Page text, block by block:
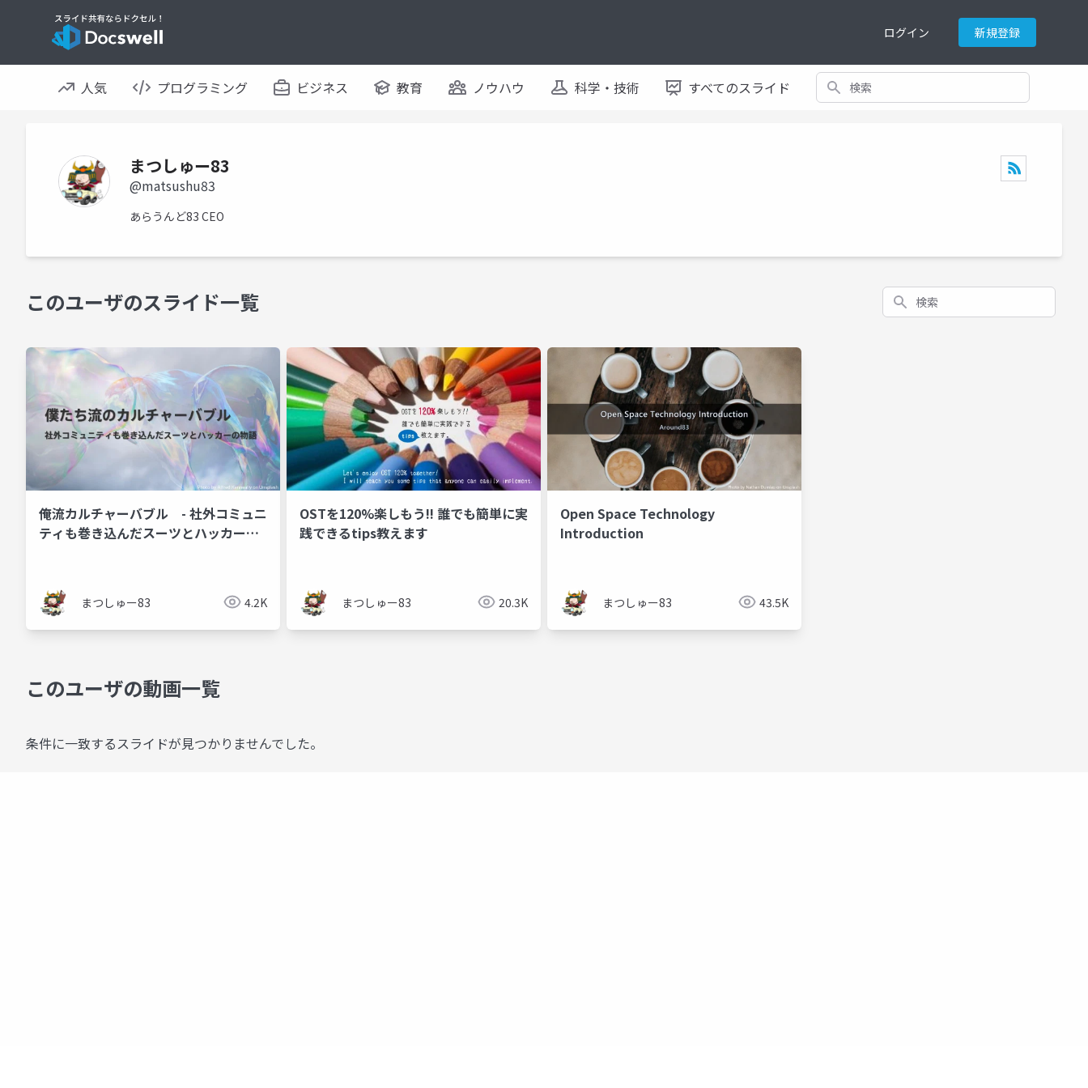
ログイン 新規登録
人気 プログラミング ビジネス 教育 ノウハウ 科学・技術 すべてのスライド 検索
まつしゅー83
@matsushu83
あらうんど83 CEO
このユーザのスライド一覧 検索
俺流カルチャーバブル - 社外コミュニ
ティも巻き込んだスーツとハッカーの
まつしゅー83 4.2K
OSTを120%楽しもう!!︎ 誰でも簡単に実
践できるtips教えます
まつしゅー83 20.3K
Open Space Technology
Introduction
まつしゅー83 43.5K
このユーザの動画一覧
条件に一致するスライドが見つかりませんでした。